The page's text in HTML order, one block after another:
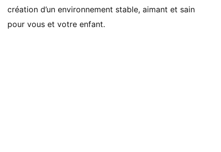
création d’un environnement stable, aimant et sain
pour vous et votre enfant.